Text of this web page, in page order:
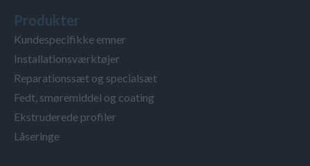
Produkter
Kundespecifikke emner
Installationsværktøjer
Reparationssæt og specialsæt
Fedt, smøremiddel og coating
Ekstruderede profiler
Låseringe